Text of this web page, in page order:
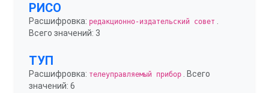
РИСО
Расшифровка: редакционно-издательский совет
Всего значений: 3
ТУП
Расшифровка: телеуправляемый прибор . Всего
значений: 6